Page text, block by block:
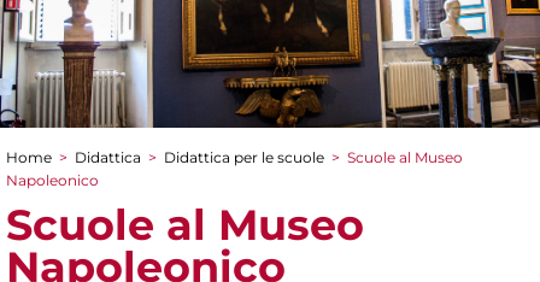
Tu sei qui
Home > Didattica > Didattica per le scuole > Scuole al Museo
Napoleonico
Scuole al Museo
Napoleonico